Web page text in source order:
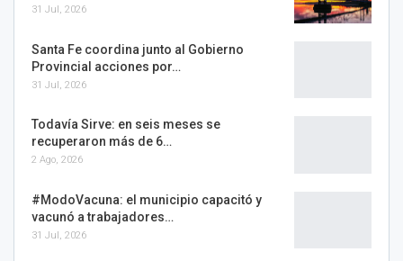
31 Jul, 2026
Santa Fe coordina junto al Gobierno
Provincial acciones por…
31 Jul, 2026
Todavía Sirve: en seis meses se
recuperaron más de 6…
2 Ago, 2026
#ModoVacuna: el municipio capacitó y
vacunó a trabajadores…
31 Jul, 2026